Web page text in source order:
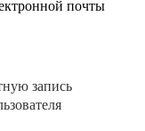
почты
запись